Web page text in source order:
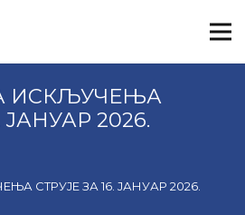
ИСКЉУЧЕЊА
ЈАНУАР 2026.
СТРУЈЕ ЗА 16. ЈАНУАР 2026.